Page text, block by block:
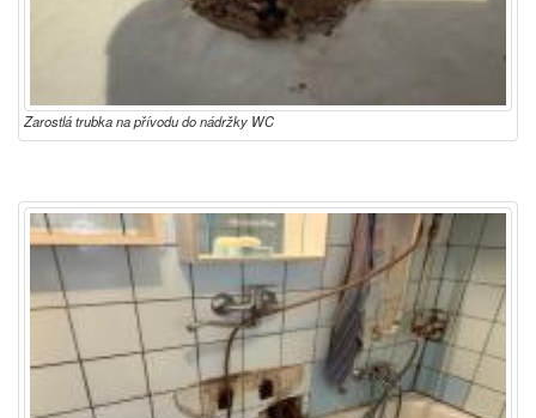
Zarostlá trubka na přívodu do nádržky WC